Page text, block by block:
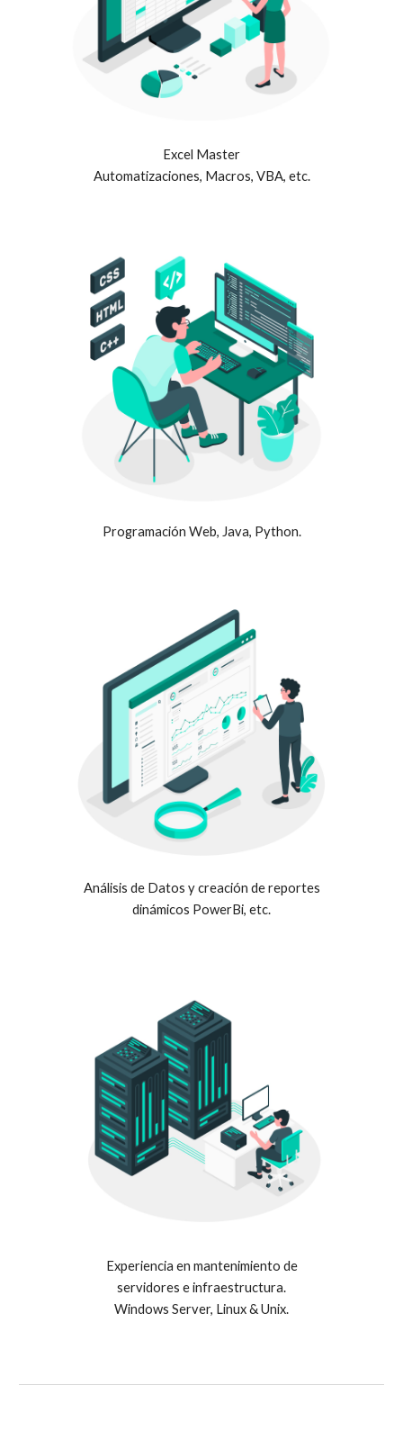
Excel Master
Automatizaciones, Macros, VBA, etc.
Programación Web, Java, Python.
Análisis de Datos y creación de reportes
dinámicos PowerBi, etc.
Experiencia en mantenimiento de
servidores e infraestructura.
Windows Server, Linux & Unix.